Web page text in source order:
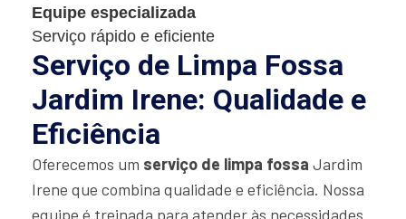
Equipe especializada
Serviço rápido e eficiente
Serviço de Limpa Fossa
Jardim Irene: Qualidade e
Eficiência
Oferecemos um serviço de limpa fossa Jardim
Irene que combina qualidade e eficiência. Nossa
equipe é treinada para atender às necessidades